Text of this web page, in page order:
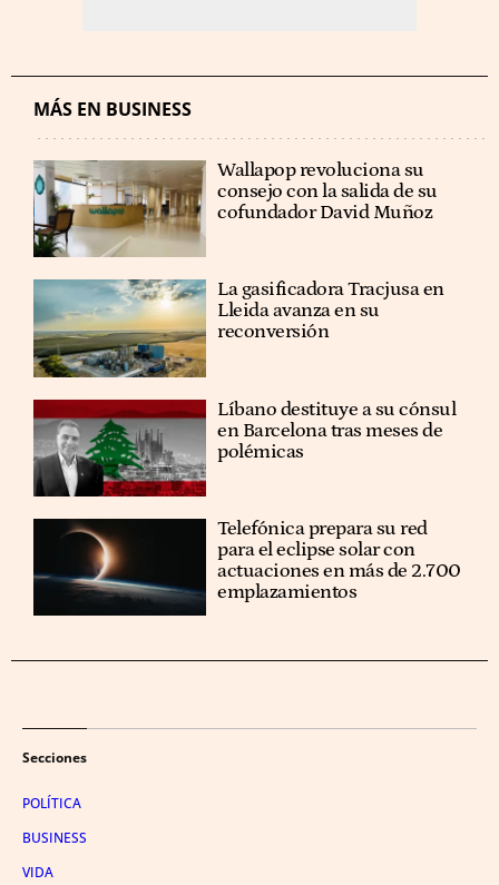
MÁS EN BUSINESS
Wallapop revoluciona su
consejo con la salida de su
cofundador David Muñoz
La gasificadora Tracjusa en
Lleida avanza en su
reconversión
Líbano destituye a su cónsul
en Barcelona tras meses de
polémicas
Telefónica prepara su red
para el eclipse solar con
actuaciones en más de 2.700
emplazamientos
Secciones
POLÍTICA
BUSINESS
VIDA